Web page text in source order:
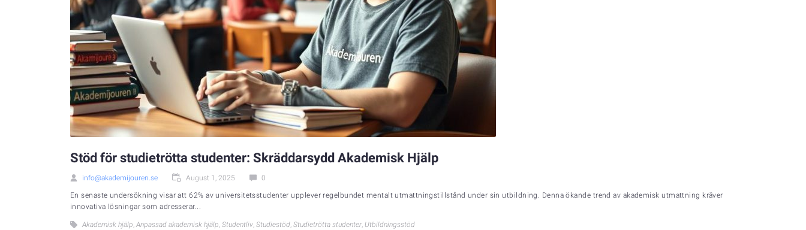
Stöd för studietrötta studenter: Skräddarsydd Akademisk Hjälp
info@akademijouren.se August 1, 2025 0
En senaste undersökning visar att 62% av universitetsstudenter upplever regelbundet mentalt utmattningstillstånd under sin utbildning. Denna ökande trend av akademisk utmattning kräver
innovativa lösningar som adresserar...
Akademisk hjälp, Anpassad akademisk hjälp, Studentliv, Studiestöd, Studietrötta studenter, Utbildningsstöd